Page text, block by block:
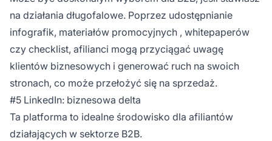
na działania długofalowe. Poprzez udostępnianie
infografik, materiałów promocyjnych , whitepaperów
czy checklist, afilianci mogą przyciągać uwagę
klientów biznesowych i generować ruch na swoich
stronach, co może przełożyć się na sprzedaż.
#5 LinkedIn: biznesowa delta
Ta platforma to idealne środowisko dla afiliantów
działających w sektorze B2B.